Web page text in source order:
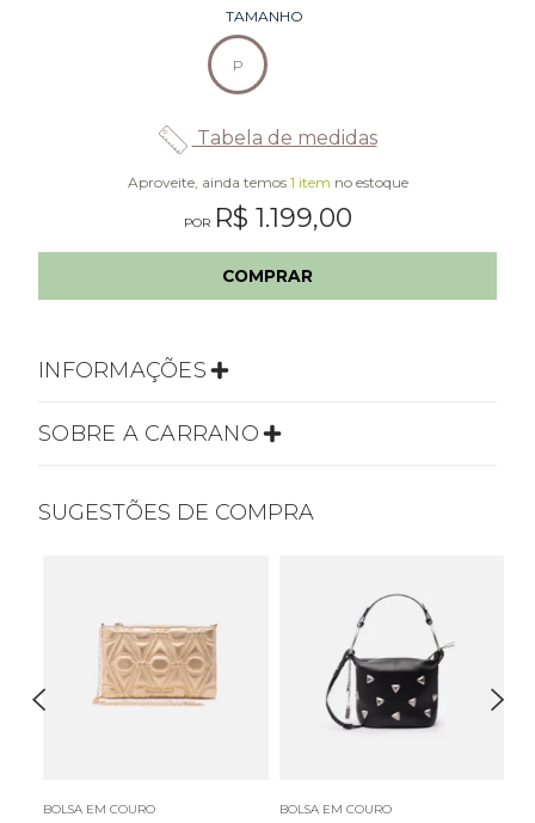
TAMANHO
P
Tabela de medidas
Aproveite, ainda temos 1 item no estoque
R$ 1.199,00
COMPRAR
INFORMAÇÕES
SOBRE A CARRANO
SUGESTÕES DE COMPRA
BOLSA EM COURO BOLSA EM COURO